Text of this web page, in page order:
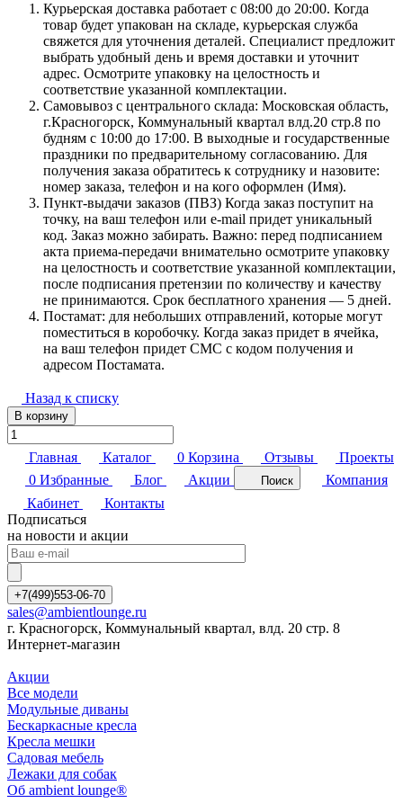
Курьерская доставка работает с 08:00 до 20:00. Когда
товар будет упакован на складе, курьерская служба
свяжется для уточнения деталей. Специалист предложит
выбрать удобный день и время доставки и уточнит
адрес. Осмотрите упаковку на целостность и
соответствие указанной комплектации.
Самовывоз с центрального склада: Московская область,
г.Красногорск, Коммунальный квартал влд.20 стр.8 по
будням с 10:00 до 17:00. В выходные и государственные
праздники по предварительному согласованию. Для
получения заказа обратитесь к сотруднику и назовите:
номер заказа, телефон и на кого оформлен (Имя).
Пункт-выдачи заказов (ПВЗ) Когда заказ поступит на
точку, на ваш телефон или e-mail придет уникальный
код. Заказ можно забирать. Важно: перед подписанием
акта приема-передачи внимательно осмотрите упаковку
на целостность и соответствие указанной комплектации,
после подписания претензии по количеству и качеству
не принимаются. Срок бесплатного хранения — 5 дней.
Постамат: для небольших отправлений, которые могут
поместиться в коробочку. Когда заказ придет в ячейка,
на ваш телефон придет СМС с кодом получения и
адресом Постамата.
Назад к списку
В корзину
Главная Каталог 0 Корзина Отзывы
Проекты
0 Избранные Блог Акции Поиск
Компания
Кабинет
Контакты
Подписаться
на новости и акции
+7(499)553-06-70
sales@ambientlounge.ru
г. Красногорск, Коммунальный квартал, влд. 20 стр. 8
Интернет-магазин
Акции
Все модели
Модульные диваны
Бескаркасные кресла
Кресла мешки
Садовая мебель
Лежаки для собак
Об ambient lounge®